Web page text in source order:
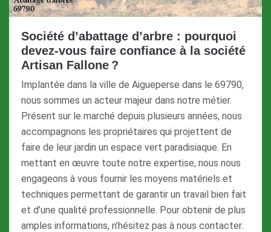
Société d’abattage d’arbre : pourquoi
devez-vous faire confiance à la société
Artisan Fallone ?
Implantée dans la ville de Aigueperse dans le 69790,
nous sommes un acteur majeur dans notre métier.
Présent sur le marché depuis plusieurs années, nous
accompagnons les propriétaires qui projettent de
faire de leur jardin un espace vert paradisiaque. En
mettant en œuvre toute notre expertise, nous nous
engageons à vous fournir les moyens matériels et
techniques permettant de garantir un travail bien fait
et d’une qualité professionnelle. Pour obtenir de plus
amples informations, n’hésitez pas à nous contacter.